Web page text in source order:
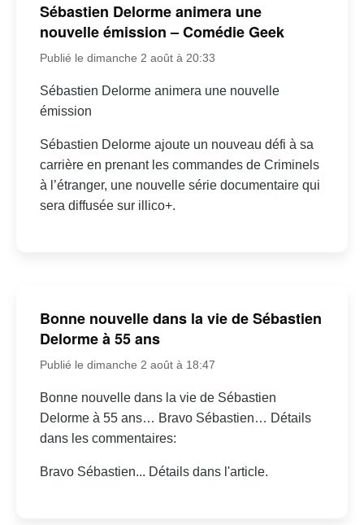
Sébastien Delorme animera une
nouvelle émission – Comédie Geek
Publié le dimanche 2 août à 20:33
Sébastien Delorme animera une nouvelle
émission
Sébastien Delorme ajoute un nouveau défi à sa
carrière en prenant les commandes de Criminels
à l’étranger, une nouvelle série documentaire qui
sera diffusée sur illico+.
Bonne nouvelle dans la vie de Sébastien
Delorme à 55 ans
Publié le dimanche 2 août à 18:47
Bonne nouvelle dans la vie de Sébastien
Delorme à 55 ans… Bravo Sébastien… Détails
dans les commentaires:
Bravo Sébastien... Détails dans l'article.